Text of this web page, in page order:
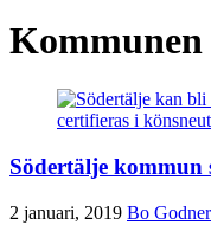
Kommunen
Södertälje kommun
2 januari, 2019 Bo Godner